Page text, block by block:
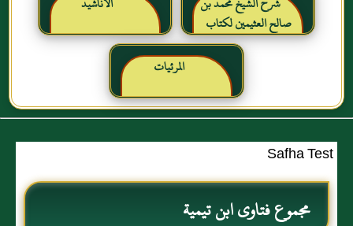
صالح العثيمين لكتاب
رياض الصالحين للإمام
النووي رحمهم الله تعالى
المرئيات
Safha Test
مجموع فتاوى ابن تيمية